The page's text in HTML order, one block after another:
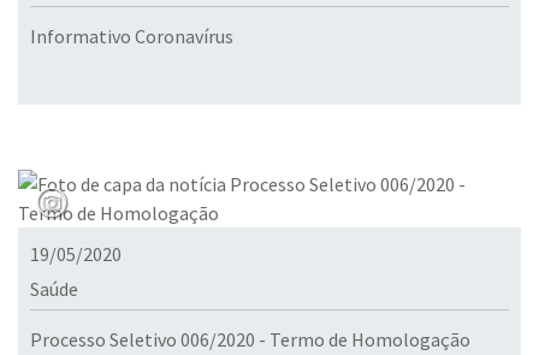
Informativo Coronavírus
19/05/2020
Saúde
Processo Seletivo 006/2020 - Termo de Homologação